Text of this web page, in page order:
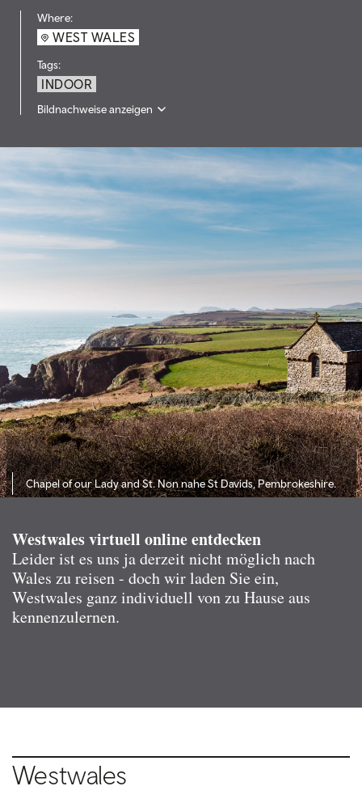
Where:
WEST WALES
Tags:
INDOOR
Bildnachweise anzeigen
Chapel of our Lady and St. Non nahe St Davids, Pembrokeshire.
Westwales virtuell online entdecken
Leider ist es uns ja derzeit nicht möglich nach
Wales zu reisen - doch wir laden Sie ein,
Westwales ganz individuell von zu Hause aus
kennenzulernen.
Westwales